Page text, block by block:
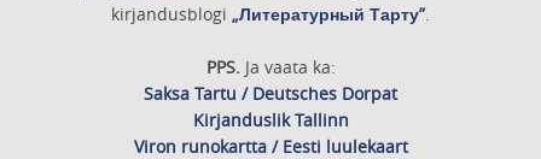
kirjandusblogi „Литературный Тарту”.
PPS. Ja vaata ka:
Saksa Tartu / Deutsches Dorpat
Kirjanduslik Tallinn
Viron runokartta / Eesti luulekaart